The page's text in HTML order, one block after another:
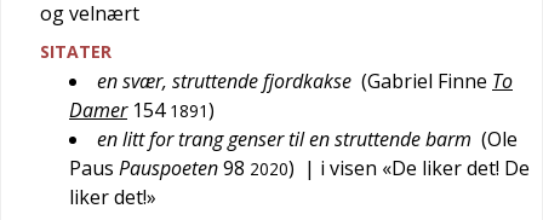
og velnært
SITATER
en svær, struttende fjordkakse (Gabriel Finne To
Damer 154 1891)
en litt for trang genser til en struttende barm (Ole
Paus Pauspoeten98 2020) | i visen «De liker det! De
liker det!»